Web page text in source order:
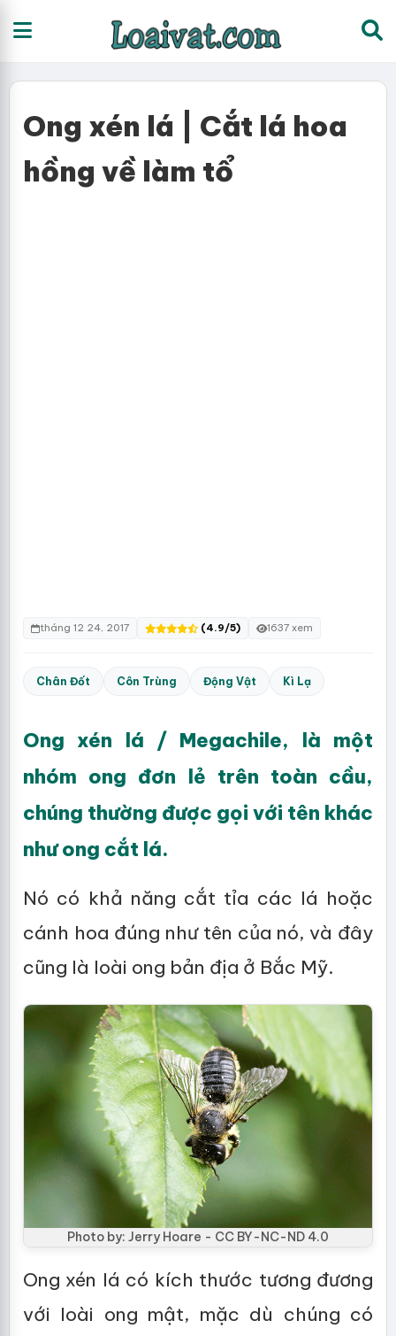
Ong xén lá | Cắt lá hoa
hồng về làm tổ
tháng 12 24, 2017 (4.9/5) 1637 xem
Chân Đốt Côn Trùng Động Vật Kì Lạ
Ong xén lá / Megachile, là một
nhóm ong đơn lẻ trên toàn cầu,
chúng thường được gọi với tên khác
như ong cắt lá.
Nó có khả năng cắt tỉa các lá hoặc
cánh hoa đúng như tên của nó, và đây
cũng là loài ong bản địa ở Bắc Mỹ.
Photo by: Jerry Hoare - CC BY-NC-ND 4.0
Ong xén lá có kích thước tương đương
với loài ong mật, mặc dù chúng có